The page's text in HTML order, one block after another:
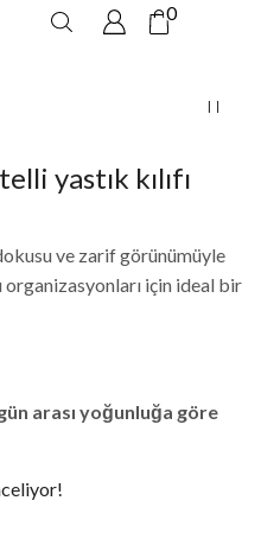
0
yastık kılıfı
ve zarif görünümüyle
organizasyonları için ideal bir
arası yoğunluğa göre